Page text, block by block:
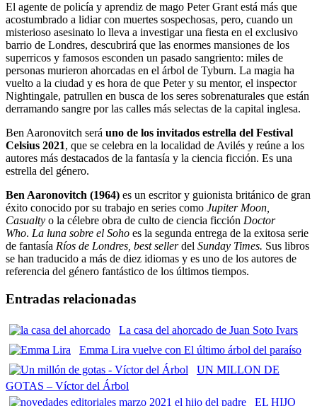
El agente de policía y aprendiz de mago Peter Grant está más que
acostumbrado a lidiar con muertes sospechosas, pero, cuando un
misterioso asesinato lo lleva a investigar una fiesta en el exclusivo
barrio de Londres, descubrirá que las enormes mansiones de los
superricos y famosos esconden un pasado sangriento: miles de
personas murieron ahorcadas en el árbol de Tyburn. La magia ha
vuelto a la ciudad y es hora de que Peter y su mentor, el inspector
Nightingale, patrullen en busca de los seres sobrenaturales que están
derramando sangre por las calles más selectas de la capital inglesa.
Ben Aaronovitch será uno de los invitados estrella del Festival
Celsius 2021, que se celebra en la localidad de Avilés y reúne a los
autores más destacados de la fantasía y la ciencia ficción. Es una
estrella del género.
Ben Aaronovitch (1964) es un escritor y guionista británico de gran
éxito conocido por su trabajo en series como Jupiter Moon,
Casualty o la célebre obra de culto de ciencia ficción Doctor
Who. La luna sobre el Soho es la segunda entrega de la exitosa serie
de fantasía Ríos de Londres, best sellerdel Sunday Times. Sus libros
se han traducido a más de diez idiomas y es uno de los autores de
referencia del género fantástico de los últimos tiempos.
Entradas relacionadas
La casa del ahorcado de Juan Soto Ivars
Emma Lira vuelve con El último árbol del paraíso
UN MILLON DE
GOTAS – Víctor del Árbol
EL HIJO